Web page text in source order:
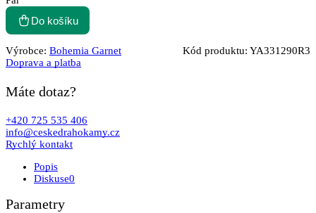
Do košíku
Výrobce: Bohemia Garnet Kód produktu: YA331290R3
Doprava a platba
Máte dotaz?
+420 725 535 406
info@ceskedrahokamy.cz
Rychlý kontakt
Popis
Diskuse0
Parametry